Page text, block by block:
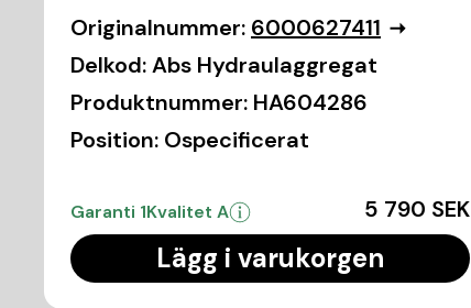
Originalnummer: 6000627411
Delkod:Abs Hydraulaggregat
Produktnummer: HA604286
Position: Ospecificerat
Garanti 1Kvalitet A 5 790 SEK
Lägg i varukorgen